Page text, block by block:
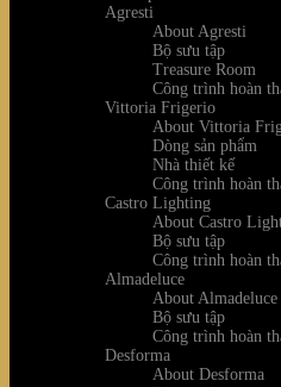
Agresti
About Agresti
Bộ sưu tập
Treasure Room
Công trình hoàn
Vittoria Frigerio
About Vittoria
Dòng sản phẩm
Nhà thiết kế
Công trình hoàn
Castro Lighting
About Castro
Bộ sưu tập
Công trình hoàn
Almadeluce
About Almadeluce
Bộ sưu tập
Công trình hoàn
Desforma
About Desforma